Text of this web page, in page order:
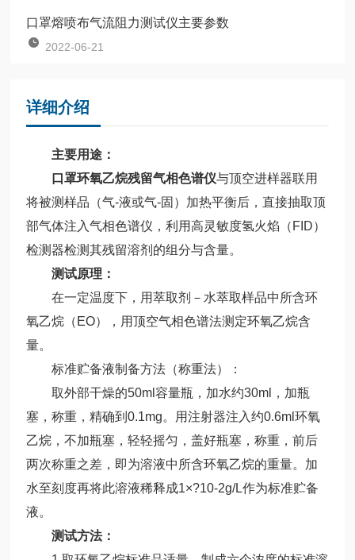
口罩熔喷布气流阻力测试仪主要参数
2022-06-21
详细介绍
主要用途：
口罩环氧乙烷残留气相色谱仪与顶空进样器联用
将被测样品（气-液或气-固）加热平衡后，直接抽取顶
部气体注入气相色谱仪，利用高灵敏度氢火焰（FID）
检测器检测其残留溶剂的组分与含量。
测试原理：
在一定温度下，用萃取剂－水萃取样品中所含环
氧乙烷（EO），用顶空气相色谱法测定环氧乙烷含
量。
标准贮备液制备方法（称重法）：
取外部干燥的50ml容量瓶，加水约30ml，加瓶
塞，称重，精确到0.1mg。用注射器注入约0.6ml环氧
乙烷，不加瓶塞，轻轻摇匀，盖好瓶塞，称重，前后
两次称重之差，即为溶液中所含环氧乙烷的重量。加
水至刻度再将此溶液稀释成1×?10-2g/L作为标准贮备
液。
测试方法：